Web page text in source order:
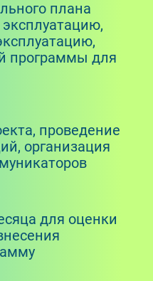
плана
эксплуатацию,
программы для
проведение
организация
для оценки